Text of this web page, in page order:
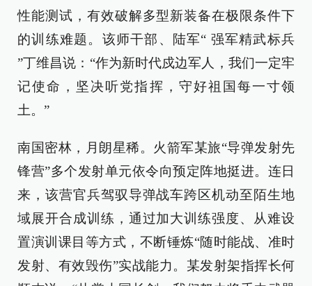
性能测试，有效破解多型新装备在极限条件下
的训练难题。该师干部、陆军“ 强军精武标兵
”丁维昌说：“作为新时代戍边军人，我们一定牢
记使命，坚决听党指挥，守好祖国每一寸领
土。”
南国密林，月朗星稀。火箭军某旅“导弹发射先
锋营”多个发射单元依令向预定阵地挺进。连日
来，该营官兵驾驭导弹战车跨区机动至陌生地
域展开合成训练，通过加大训练强度、从难设
置演训课目等方式，不断锤炼“随时能战、准时
发射、有效毁伤”实战能力。某发射架指挥长何